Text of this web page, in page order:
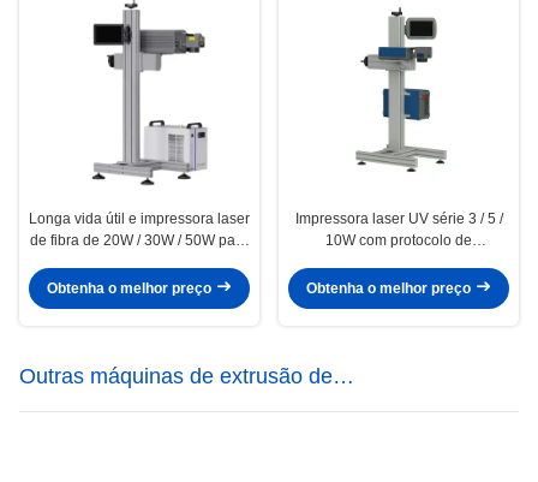
Longa vida útil e impressora laser
de fibra de 20W / 30W / 50W para
Obtenha o melhor preço
Impressora laser UV série 3 / 5 /
10W com protocolo de
Obtenha o melhor preço
Outras máquinas de extrusão de
plásticos